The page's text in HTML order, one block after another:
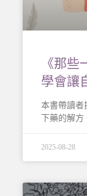
《那些
學會讓
本書帶讀者
下藥的解方
2025-08-28